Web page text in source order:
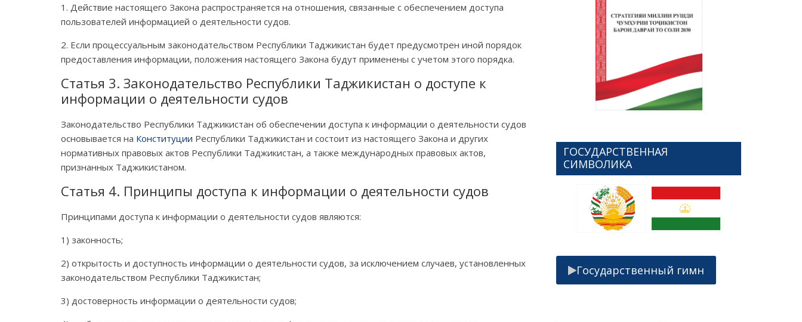
1. Действие настоящего Закона распространяется на отношения, связанные с обеспечением доступа
пользователей информацией о деятельности судов.
2. Если процессуальным законодательством Республики Таджикистан будет предусмотрен иной порядок
предоставления информации, положения настоящего Закона будут применены с учетом этого порядка.
Статья 3. Законодательство Республики Таджикистан о доступе к
информации о деятельности судов
Законодательство Республики Таджикистан об обеспечении доступа к информации о деятельности судов
основывается на Конституции Республики Таджикистан и состоит из настоящего Закона и других
нормативных правовых актов Республики Таджикистан, а также международных правовых актов,
признанных Таджикистаном.
Статья 4. Принципы доступа к информации о деятельности судов
Принципами доступа к информации о деятельности судов являются:
1) законность;
2) открытость и доступность информации о деятельности судов, за исключением случаев, установленных
законодательством Республики Таджикистан;
3) достоверность информации о деятельности судов;
ГОСУДАРСТВЕННАЯ
СИМВОЛИКА
Государственный гимн